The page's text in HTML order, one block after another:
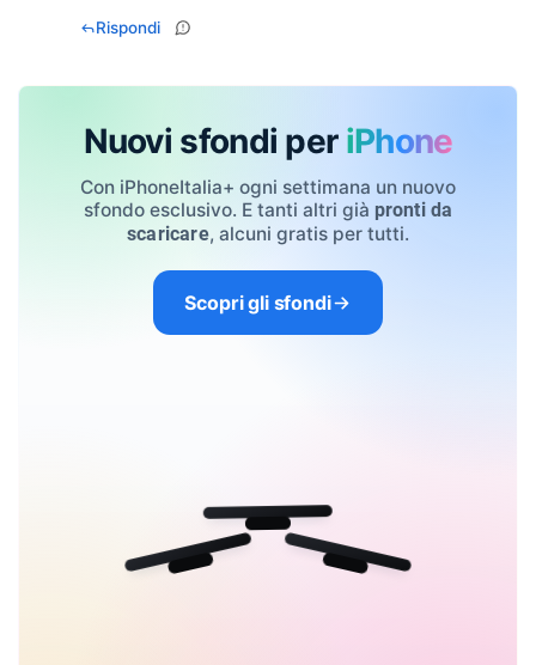
Rispondi
Nuovi sfondi per iPhone
Con iPhoneItalia+ ogni settimana un nuovo
sfondo esclusivo. E tanti altri già pronti da
scaricare, alcuni gratis per tutti.
Scopri gli sfondi